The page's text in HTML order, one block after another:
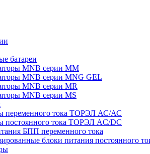
батареи
MNB серии MM
MNB серии MNG GEL
MNB серии MR
MNB серии MS
переменного тока ТОРЭЛ АС/АС
постоянного тока ТОРЭЛ AC/DC
БПП переменного тока
блоки питания постоянного